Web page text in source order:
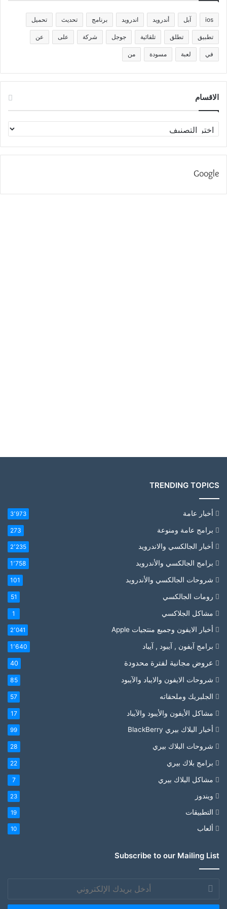
ios آبل أندرويد اندرويد برنامج تحديث تحميل
تطبيق تطلق تلقائية جوجل شركة على عن
في لعبة مسودة من
الاقسام
الاقسام
Google
TRENDING TOPICS
أخبار عامة 3٬973
برامج عامة ومنوعة 273
أخبار الجالكسي والاندرويد 2٬235
برامج الجالكسي والأندرويد 1٬758
شروحات الجالكسي والأندرويد 101
رومات الجالكسي 51
مشاكل الجلاكسي 1
أخبار الايفون وجميع منتجيات Apple 2٬041
برامج آيفون , آيبود , آيباد 1٬640
عروض مجانية لفترة محدودة 40
شروحات الايفون والايباد والآيبود 85
الجلبريك وملحقاته 57
مشاكل الأيفون والأيبود والآيباد 17
أخبار البلاك بيري BlackBerry 99
شروحات البلاك بيري 28
برامج بلاك بيري 22
مشاكل البلاك بيري 7
ويندوز 23
التطبيقات 19
ألعاب 10
Subscribe to our Mailing List
بريدك
الإلكتروني